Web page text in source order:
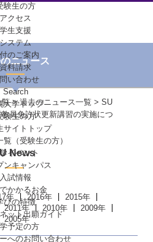
験生の方
アクセス
学生支援
システム
のご案内
資料請求
い合わせ
Search
大学トップ
験生の方
サイトトップ
覧（受験生の方）
イベント
ンキャンパス
入試情報
かかるお金
びの特徴
ット出願ガイド
予定の方
へのお問い合わせ
ニュース
覧>過去のニュース一覧 > SU
員免許状更新講習の実施につ
News
年 2016年
2015年
2011年 2010年
2009年
2005年